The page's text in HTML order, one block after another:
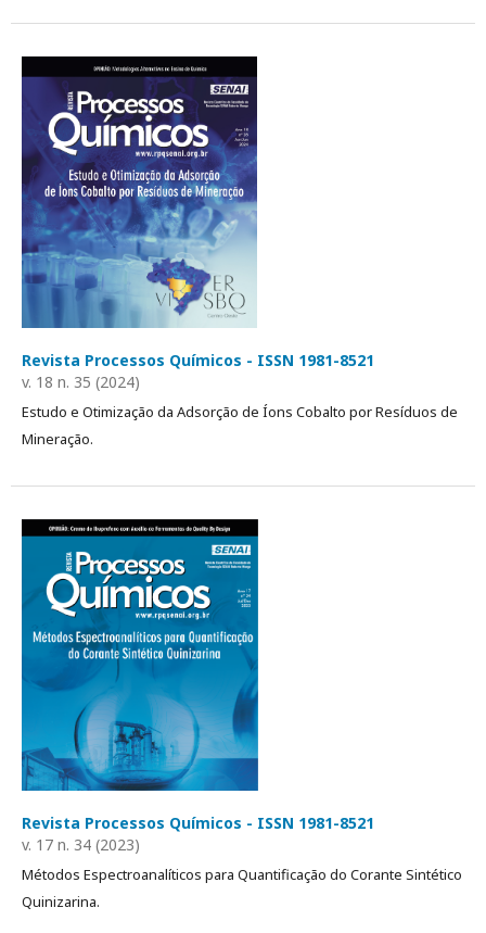
Revista Processos Químicos - ISSN 1981-8521
v. 18 n. 35 (2024)
Estudo e Otimização da Adsorção de Íons Cobalto por Resíduos de
Mineração.
Revista Processos Químicos - ISSN 1981-8521
v. 17 n. 34 (2023)
Métodos Espectroanalíticos para Quantificação do Corante Sintético
Quinizarina.